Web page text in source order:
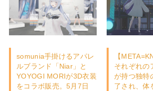
somunia手掛けるアパレ
ルブランド「Niar」と
YOYOGI MORIが3D衣装
をコラボ販売。5月7日
【
それぞれの
が持つ独特
了され、体